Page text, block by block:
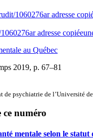
1060276aradresse
adresse copiée
au Québec
2019, p. 67–81
de psychiatrie de l’Université
ce numéro
mentale selon le statut